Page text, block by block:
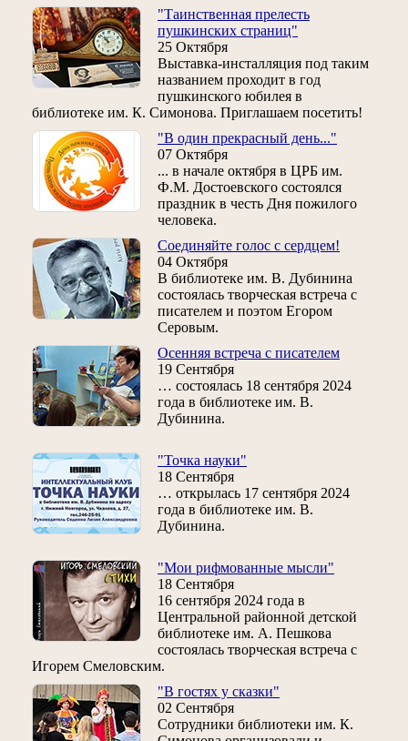
"Таинственная прелесть
пушкинских страниц"
25 Октября
Выставка-инсталляция под таким
названием проходит в год
пушкинского юбилея в
библиотеке им. К. Симонова. Приглашаем посетить!
"В один прекрасный день..."
07 Октября
... в начале октября в ЦРБ им.
Ф.М. Достоевского состоялся
праздник в честь Дня пожилого
человека.
Соединяйте голос с сердцем!
04 Октября
В библиотеке им. В. Дубинина
состоялась творческая встреча с
писателем и поэтом Егором
Серовым.
Осенняя встреча с писателем
19 Сентября
… состоялась 18 сентября 2024
года в библиотеке им. В.
Дубинина.
"Точка науки"
18 Сентября
… открылась 17 сентября 2024
года в библиотеке им. В.
Дубинина.
"Мои рифмованные мысли"
18 Сентября
16 сентября 2024 года в
Центральной районной детской
библиотеке им. А. Пешкова
состоялась творческая встреча с
Игорем Смеловским.
"В гостях у сказки"
02 Сентября
Сотрудники библиотеки им. К.